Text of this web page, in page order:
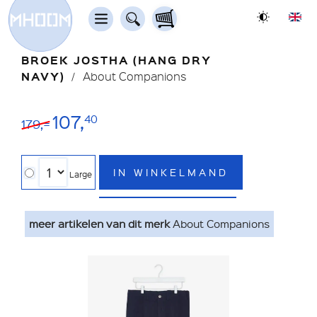
BROEK JOSTHA (HANG DRY
NAVY)
About Companions
179,=107,40
Large IN WINKELMAND
meer artikelen van dit merkAbout Companions